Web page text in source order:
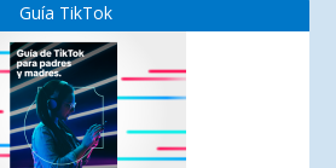
Guía TikTok